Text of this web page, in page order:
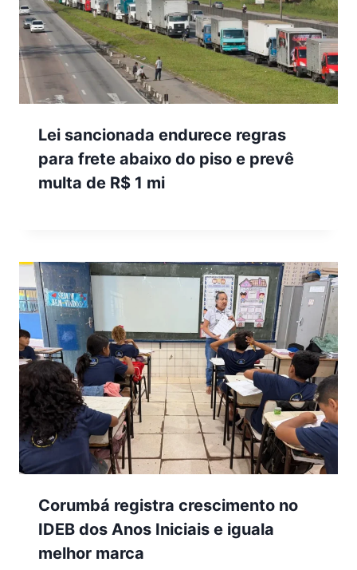
Lei sancionada endurece regras
para frete abaixo do piso e prevê
multa de R$ 1 mi
Corumbá registra crescimento no
IDEB dos Anos Iniciais e iguala
melhor marca